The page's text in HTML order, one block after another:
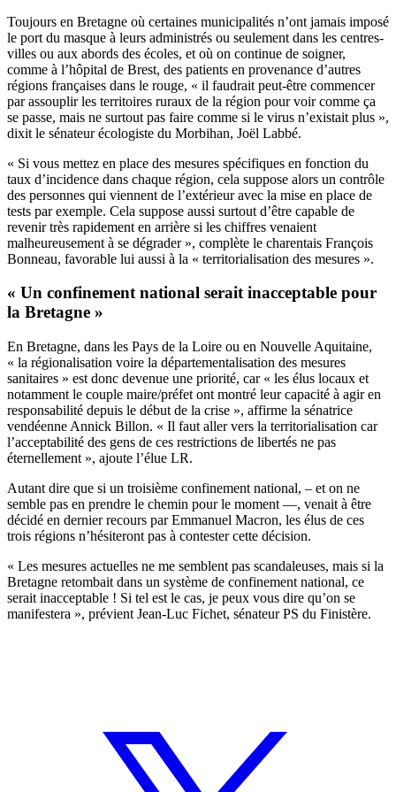
Toujours en Bretagne où certaines municipalités n’ont jamais imposé
le port du masque à leurs administrés ou seulement dans les centres-
villes ou aux abords des écoles, et où on continue de soigner,
comme à l’hôpital de Brest, des patients en provenance d’autres
régions françaises dans le rouge, « il faudrait peut-être commencer
par assouplir les territoires ruraux de la région pour voir comme ça
se passe, mais ne surtout pas faire comme si le virus n’existait plus »,
dixit le sénateur écologiste du Morbihan, Joël Labbé.
« Si vous mettez en place des mesures spécifiques en fonction du
taux d’incidence dans chaque région, cela suppose alors un contrôle
des personnes qui viennent de l’extérieur avec la mise en place de
tests par exemple. Cela suppose aussi surtout d’être capable de
revenir très rapidement en arrière si les chiffres venaient
malheureusement à se dégrader », complète le charentais François
Bonneau, favorable lui aussi à la « territorialisation des mesures ».
« Un confinement national serait inacceptable pour
la Bretagne »
En Bretagne, dans les Pays de la Loire ou en Nouvelle Aquitaine,
« la régionalisation voire la départementalisation des mesures
sanitaires » est donc devenue une priorité, car « les élus locaux et
notamment le couple maire/préfet ont montré leur capacité à agir en
responsabilité depuis le début de la crise », affirme la sénatrice
vendéenne Annick Billon. « Il faut aller vers la territorialisation car
l’acceptabilité des gens de ces restrictions de libertés ne pas
éternellement », ajoute l’élue LR.
Autant dire que si un troisième confinement national, – et on ne
semble pas en prendre le chemin pour le moment —, venait à être
décidé en dernier recours par Emmanuel Macron, les élus de ces
trois régions n’hésiteront pas à contester cette décision.
« Les mesures actuelles ne me semblent pas scandaleuses, mais si la
Bretagne retombait dans un système de confinement national, ce
serait inacceptable ! Si tel est le cas, je peux vous dire qu’on se
manifestera », prévient Jean-Luc Fichet, sénateur PS du Finistère.